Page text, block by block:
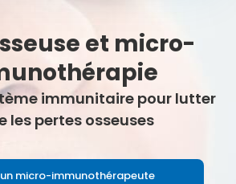
et micro-
immunitaire pour lutter
les pertes osseuses
un micro-immunothérapeute